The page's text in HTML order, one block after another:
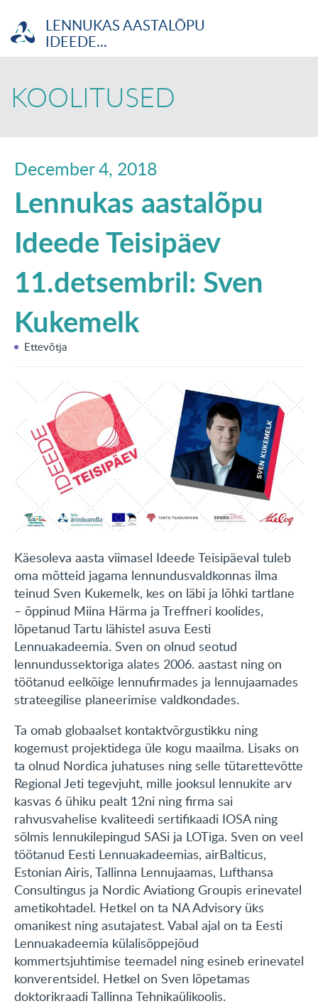
LENNUKAS AASTALÕPU
IDEEDE...
MTÜ
INVESTOR
TUTVUSTUS
UUDISED
KONTAKT
English
KOOLITUSED
December 4, 2018
Lennukas aastalõpu
Ideede Teisipäev
11.detsembril: Sven
Kukemelk
Ettevõtja
Käesoleva aasta viimasel Ideede Teisipäeval tuleb
oma mõtteid jagama lennundusvaldkonnas ilma
teinud Sven Kukemelk, kes on läbi ja lõhki tartlane
– õppinud Miina Härma ja Treffneri koolides,
lõpetanud Tartu lähistel asuva Eesti
Lennuakadeemia. Sven on olnud seotud
lennundussektoriga alates 2006. aastast ning on
töötanud eelkõige lennufirmades ja lennujaamades
strateegilise planeerimise valdkondades.
Ta omab globaalset kontaktvõrgustikku ning
kogemust projektidega üle kogu maailma. Lisaks on
ta olnud Nordica juhatuses ning selle tütarettevõtte
Regional Jeti tegevjuht, mille jooksul lennukite arv
kasvas 6 ühiku pealt 12ni ning firma sai
rahvusvahelise kvaliteedi sertifikaadi IOSA ning
sõlmis lennukilepingud SASi ja LOTiga. Sven on veel
töötanud Eesti Lennuakadeemias, airBalticus,
Estonian Airis, Tallinna Lennujaamas, Lufthansa
Consultingus ja Nordic Aviationg Groupis erinevatel
ametikohtadel. Hetkel on ta NA Advisory üks
omanikest ning asutajatest. Vabal ajal on ta Eesti
Lennuakadeemia külalisõppejõud
kommertsjuhtimise teemadel ning esineb erinevatel
konverentsidel. Hetkel on Sven lõpetamas
doktorikraadi Tallinna Tehnikaülikoolis.